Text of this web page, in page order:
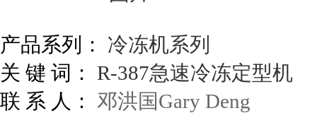
产品系列：
冷冻机系列
关 键 词： R-387急速冷冻定型机
联 系 人： 邓洪国Gary Deng